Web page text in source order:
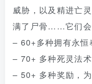
威胁，以及精进亡
满了尸骨……它们会
– 60+多种拥有永恒
– 70+ 多种死灵法
– 50+ 多种奖励，